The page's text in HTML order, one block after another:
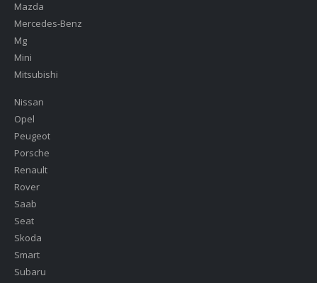
Mazda
Mercedes-Benz
Mg
Mini
Mitsubishi
Nissan
Opel
Peugeot
Porsche
Renault
Rover
Saab
Seat
Skoda
Smart
Subaru